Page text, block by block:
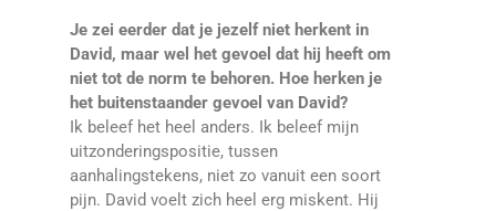
Je zei eerder dat je jezelf niet herkent in
David, maar wel het gevoel dat hij heeft om
niet tot de norm te behoren. Hoe herken je
het buitenstaander gevoel van David?
Ik beleef het heel anders. Ik beleef mijn
uitzonderingspositie, tussen
aanhalingstekens, niet zo vanuit een soort
pijn. David voelt zich heel erg miskent. Hij